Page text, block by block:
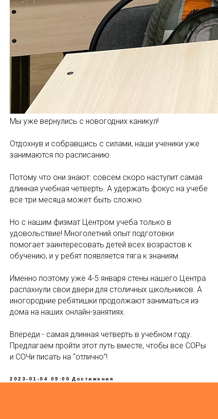
Мы уже вернулись с новогодних каникул!
Отдохнув и собравшись с силами, наши ученики уже
занимаются по расписанию.
Потому что они знают: совсем скоро наступит самая
длинная учебная четверть. А удержать фокус на учебе
все три месяца может быть сложно.
Но с нашим физмат Центром учеба только в
удовольствие! Многолетний опыт подготовки
помогает заинтересовать детей всех возрастов к
обучению, и у ребят появляется тяга к знаниям.
Именно поэтому уже 4-5 января стены нашего Центра
распахнули свои двери для столичных школьников. А
иногородние ребятишки продолжают заниматься из
дома на наших онлайн-занятиях.
Впереди - самая длинная четверть в учебном году.
Предлагаем пройти этот путь вместе, чтобы все СОРы
и СОЧи писать на “отлично”!
2023-01-04 09:00 Достижения